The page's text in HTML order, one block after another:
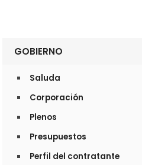
GOBIERNO
Saluda
Corporación
Plenos
Presupuestos
Perfil del contratante